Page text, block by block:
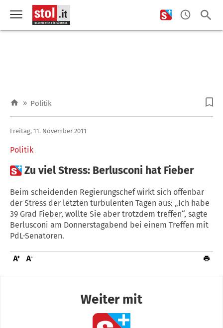
» Politik
Politik
Freitag, 11. November 2011
Zu viel Stress: Berlusconi hat Fieber
Beim scheidenden Regierungschef wirkt sich offenbar
der Stress der letzten turbulenten Tagen aus: „Ich habe
39 Grad Fieber, wollte Sie aber trotzdem treffen“, sagte
Berlusconi am Donnerstagabend bei einem Treffen mit
PdL-Senatoren.